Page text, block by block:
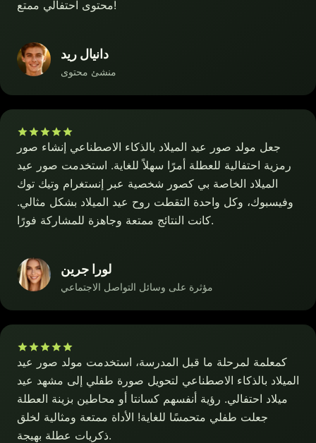
محتوى احتفالي ممتع!
دانيال ريد
منشئ محتوى
جعل مولد صور عيد الميلاد بالذكاء الاصطناعي إنشاء صور
رمزية احتفالية للعطلة أمرًا سهلاً للغاية. استخدمت صور عيد
الميلاد الخاصة بي كصور شخصية عبر إنستغرام وتيك توك
وفيسبوك، وكل واحدة التقطت روح عيد الميلاد بشكل مثالي.
كانت النتائج ممتعة وجاهزة للمشاركة فورًا.
لورا جرين
مؤثرة على وسائل التواصل الاجتماعي
كمعلمة لمرحلة ما قبل المدرسة، استخدمت مولد صور عيد
الميلاد بالذكاء الاصطناعي لتحويل صورة طفلي إلى مشهد عيد
ميلاد احتفالي. رؤية أنفسهم كسانتا أو محاطين بزينة العطلة
جعلت طفلي متحمسًا للغاية! الأداة ممتعة ومثالية لخلق
ذكريات عطلة بهيجة.